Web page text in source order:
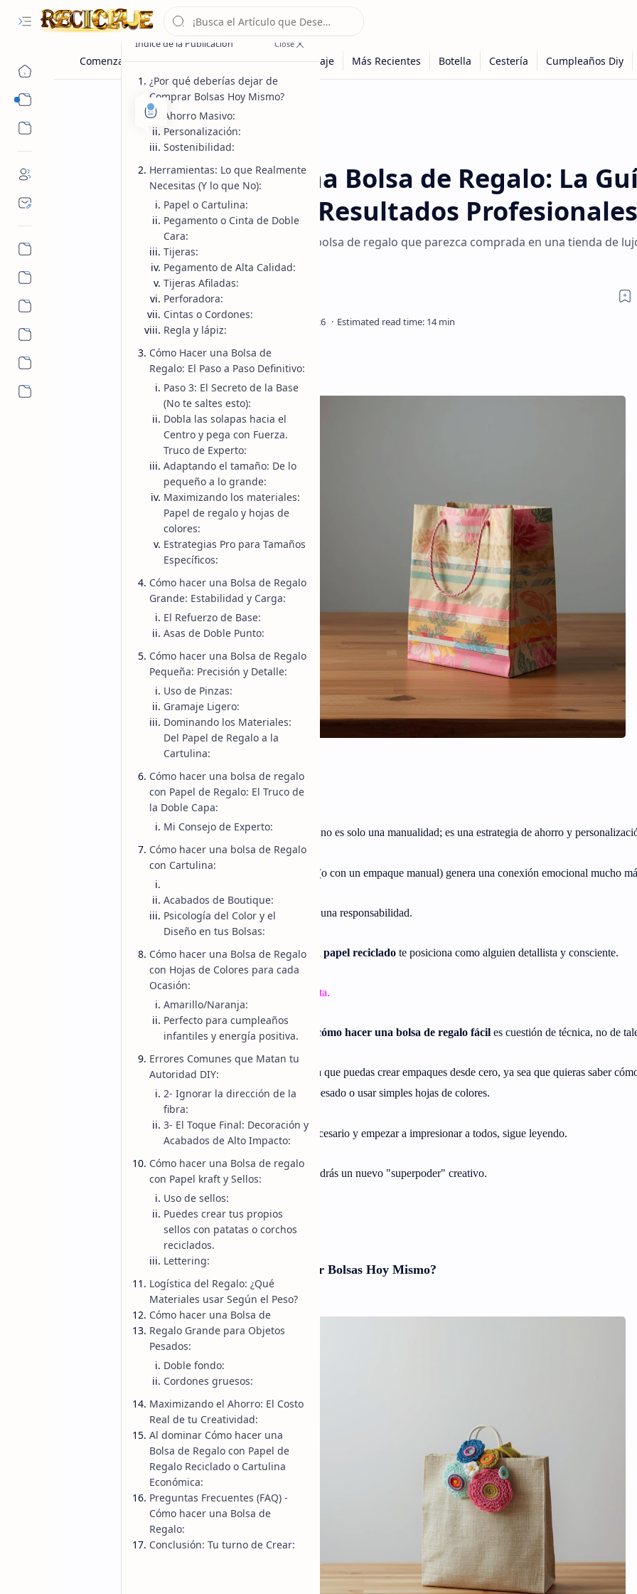
Regalos
¡Cómo Hacer una Bolsa de Regalo: La
Definitiva para Resultados
¿Quieres aprender cómo hacer una bolsa de regalo que parezca comprada en una tienda de
esta guía te enseño!!!
Aprendercómo hacer una bolsa de regalo no es solo una manualidad; es una estrategia de ahorro y
En mi experiencia, un regalo hecho a mano (o con un empaque manual) genera una conexión emocional mucho
Hoy en día, el reciclaje no es una opción, es una responsabilidad.
Saber cómo hacer una bolsa de regalo con papel recicladote posiciona como alguien detallista y consciente.
¿Lo mejor de todo? No necesitas ser un artista.
En esta guía, te voy a mostrar que entender cómo hacer una bolsa de regalo fáciles cuestión de técnica, no de
He analizado los métodos más efectivos para que puedas crear empaques desde cero, ya sea que quieras saber
una bolsa de regalo con cartulina para algo pesado o usar simples hojas de colores.
Si estás listo para dejar de gastar dinero innecesario y empezar a impresionar a todos, sigue leyendo.
Te prometo que, al terminar este artículo, tendrás un nuevo "superpoder" creativo.
¿Por qué deberías dejar de Comprar Bolsas Hoy Mismo?
¿Por qué deberías dejar de
Comprar Bolsas Hoy Mismo?
Ahorro Masivo:
Personalización:
Sostenibilidad:
Herramientas: Lo que Realmente
Necesitas (Y lo que No):
Papel o Cartulina:
Pegamento o Cinta de Doble
Cara:
Tijeras:
Pegamento de Alta Calidad:
Tijeras Afiladas:
Perforadora:
Cintas o Cordones:
Regla y lápiz:
Cómo Hacer una Bolsa de
Regalo: El Paso a Paso Definitivo:
Paso 3: El Secreto de la Base
(No te saltes esto):
Dobla las solapas hacia el
Centro y pega con Fuerza.
Truco de Experto:
Adaptando el tamaño: De lo
pequeño a lo grande:
Maximizando los materiales:
Papel de regalo y hojas de
colores:
Estrategias Pro para Tamaños
Específicos:
Cómo hacer una Bolsa de Regalo
Grande: Estabilidad y Carga:
El Refuerzo de Base:
Asas de Doble Punto:
Cómo hacer una Bolsa de Regalo
Pequeña: Precisión y Detalle:
Uso de Pinzas:
Gramaje Ligero:
Dominando los Materiales:
Del Papel de Regalo a la
Cartulina:
Cómo hacer una bolsa de regalo
con Papel de Regalo: El Truco de
la Doble Capa:
Mi Consejo de Experto:
Cómo hacer una bolsa de Regalo
con Cartulina:
Acabados de Boutique:
Psicología del Color y el
Diseño en tus Bolsas:
Cómo hacer una Bolsa de Regalo
con Hojas de Colores para cada
Ocasión:
Amarillo/Naranja:
Perfecto para cumpleaños
infantiles y energía positiva.
Errores Comunes que Matan tu
Autoridad DIY:
2- Ignorar la dirección de la
fibra:
3- El Toque Final: Decoración y
Acabados de Alto Impacto:
Cómo hacer una Bolsa de regalo
con Papel kraft y Sellos:
Uso de sellos:
Puedes crear tus propios
sellos con patatas o corchos
reciclados.
Lettering:
Logística del Regalo: ¿Qué
Materiales usar Según el Peso?
Cómo hacer una Bolsa de
Regalo Grande para Objetos
Pesados:
Doble fondo:
Cordones gruesos:
Maximizando el Ahorro: El Costo
Real de tu Creatividad:
Al dominar Cómo hacer una
Bolsa de Regalo con Papel de
Regalo Reciclado o Cartulina
Económica:
Preguntas Frecuentes (FAQ) -
Cómo hacer una Bolsa de
Regalo:
Conclusión: Tu turno de Crear: